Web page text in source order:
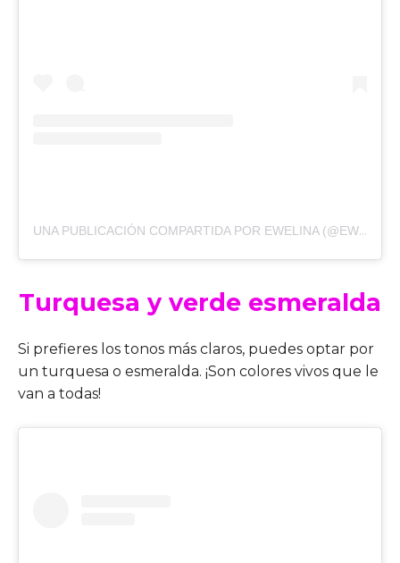
UNA PUBLICACIÓN COMPARTIDA POR EWELINA (@EWELKA82)
Turquesa y verde esmeralda
Si prefieres los tonos más claros, puedes optar por
un turquesa o esmeralda. ¡Son colores vivos que le
van a todas!